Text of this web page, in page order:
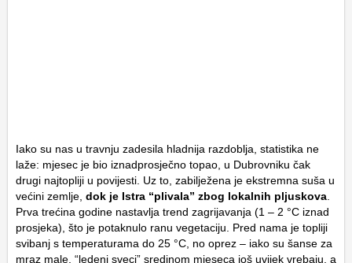
Iako su nas u travnju zadesila hladnija razdoblja, statistika ne
laže: mjesec je bio iznadprosječno topao, u Dubrovniku čak
drugi najtopliji u povijesti. Uz to, zabilježena je ekstremna suša u
većini zemlje, dok je Istra “plivala” zbog lokalnih pljuskova
Prva trećina godine nastavlja trend zagrijavanja (1 – 2 °C iznad
prosjeka), što je potaknulo ranu vegetaciju. Pred nama je topliji
svibanj s temperaturama do 25 °C, no oprez – iako su šanse za
mraz male, “ledeni sveci” sredinom mjeseca još uvijek vrebaju, a